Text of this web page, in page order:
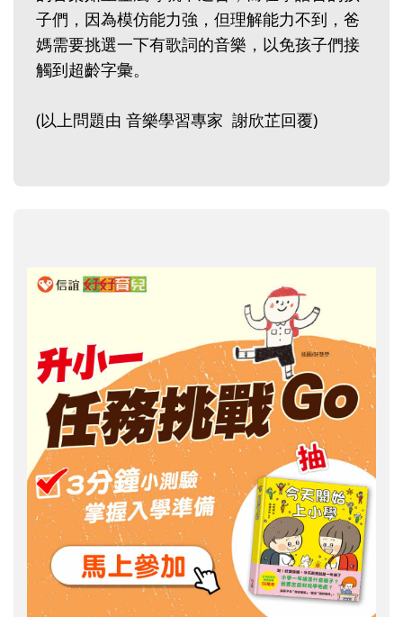
子們，因為模仿能力強，但理解能力不到，爸
媽需要挑選一下有歌詞的音樂，以免孩子們接
觸到超齡字彙。
(以上問題由 音樂學習專家 謝欣芷回覆)